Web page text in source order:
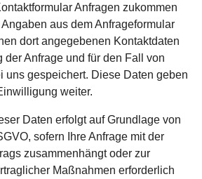
Anfragen zukommen
aus dem Anfrageformular
dort angegebenen Kontaktdaten
der Anfrage und für den Fall von
uns gespeichert. Diese Daten geben
weiter.
Daten erfolgt auf Grundlage von
sofern Ihre Anfrage mit der
zusammenhängt oder zur
Maßnahmen erforderlich